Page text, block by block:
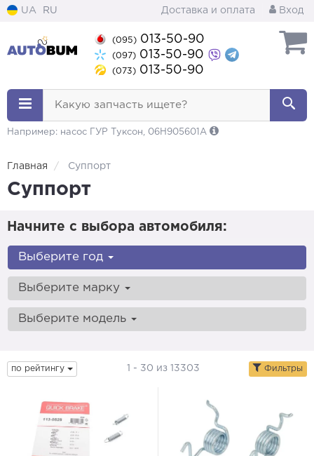
UA RU Доставка и оплата Вход
(095) 013-50-90
(097) 013-50-90
(073) 013-50-90
Какую запчасть ищете?
Например: насос ГУР Туксон, 06H905601A
Главная Суппорт
Суппорт
Начните с выбора автомобиля:
Выберите год
Выберите марку
Выберите модель
по рейтингу 1 - 30 из 13303 Фильтры